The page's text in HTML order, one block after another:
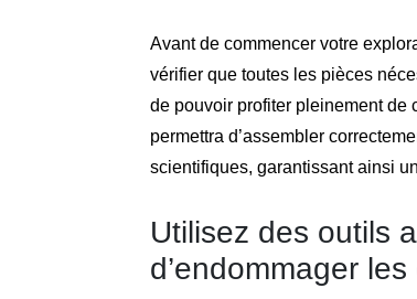
Avant de commencer votre
vérifier que toutes les pièces
de pouvoir profiter pleinement de
permettra d’assembler
scientifiques, garantissant ainsi
Utilisez des outils
d’endommager